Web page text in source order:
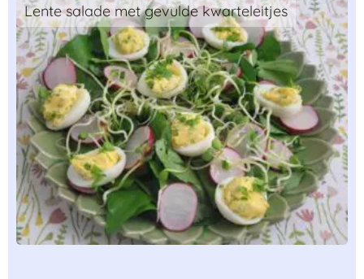
Lente salade met gevulde kwarteleitjes